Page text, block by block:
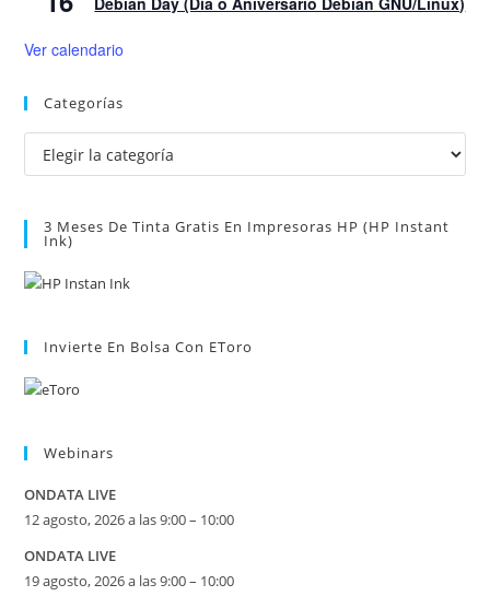
Ver calendario
Categorías
Categorías
3 Meses De Tinta Gratis En Impresoras HP (HP Instant
Ink)
Invierte En Bolsa Con EToro
Webinars
ONDATA LIVE
12 agosto, 2026 a las 9:00 – 10:00
ONDATA LIVE
19 agosto, 2026 a las 9:00 – 10:00